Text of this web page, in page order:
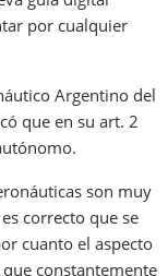
por cualquier
Argentino del
que en su art. 2
son muy
correcto que se
cuanto el aspecto
constantemente